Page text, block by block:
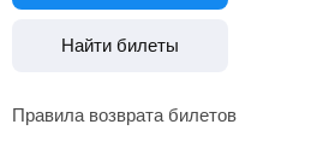
Найти билеты
Правила возврата билетов